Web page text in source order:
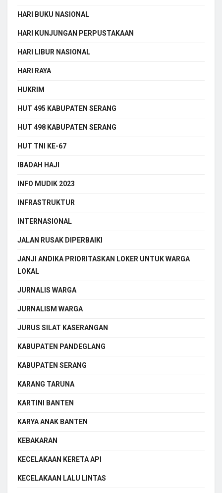
HARI BUKU NASIONAL
HARI KUNJUNGAN PERPUSTAKAAN
HARI LIBUR NASIONAL
HARI RAYA
HUKRIM
HUT 495 KABUPATEN SERANG
HUT 498 KABUPATEN SERANG
HUT TNI KE-67
IBADAH HAJI
INFO MUDIK 2023
INFRASTRUKTUR
INTERNASIONAL
JALAN RUSAK DIPERBAIKI
JANJI ANDIKA PRIORITASKAN LOKER UNTUK WARGA
LOKAL
JURNALIS WARGA
JURNALISM WARGA
JURUS SILAT KASERANGAN
KABUPATEN PANDEGLANG
KABUPATEN SERANG
KARANG TARUNA
KARTINI BANTEN
KARYA ANAK BANTEN
KEBAKARAN
KECELAKAAN KERETA API
KECELAKAAN LALU LINTAS